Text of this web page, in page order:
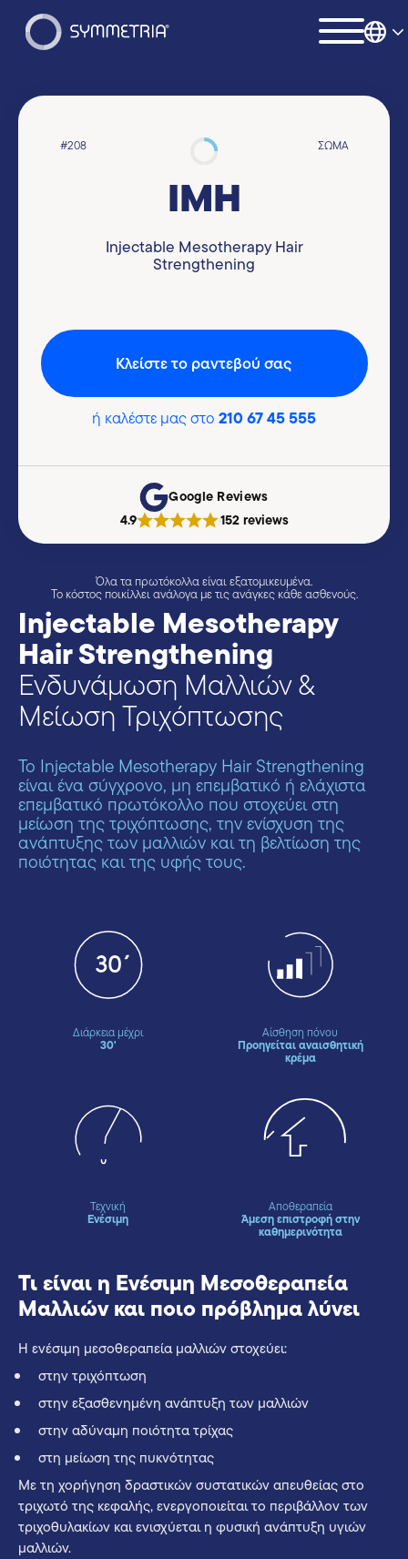
#208 ΣΏΜΑ
IMH
Injectable Mesotherapy Hair
Strengthening
Kλείστε το ραντεβού σας
ή καλέστε μας στο 210 67 45 555
Google Reviews
4.9
|152 reviews
Όλα τα πρωτόκολλα είναι εξατομικευμένα.
Το κόστος ποικίλλει ανάλογα με τις ανάγκες κάθε ασθενούς.
Injectable Mesotherapy
Hair Strengthening
Ενδυνάμωση Μαλλιών &
Μείωση Τριχόπτωσης
Το Injectable Mesotherapy Hair Strengthening
είναι ένα σύγχρονο, μη επεμβατικό ή ελάχιστα
επεμβατικό πρωτόκολλο που στοχεύει στη
μείωση της τριχόπτωσης, την ενίσχυση της
ανάπτυξης των μαλλιών και τη βελτίωση της
ποιότητας και της υφής τους.
Διάρκεια μέχρι
30'
Αίσθηση πόνου
Προηγείται αναισθητική
κρέμα
Τεχνική
Ενέσιμη
Αποθεραπεία
Άμεση επιστροφή στην
καθημερινότητα
Τι είναι η Ενέσιμη Μεσοθεραπεία
Μαλλιών και ποιο πρόβλημα λύνει
Η ενέσιμη μεσοθεραπεία μαλλιών στοχεύει:
στην τριχόπτωση
στην εξασθενημένη ανάπτυξη των μαλλιών
στην αδύναμη ποιότητα τρίχας
στη μείωση της πυκνότητας
Με τη χορήγηση δραστικών συστατικών απευθείας στο
τριχωτό της κεφαλής, ενεργοποιείται το περιβάλλον των
τριχοθυλακίων και ενισχύεται η φυσική ανάπτυξη υγιών
μαλλιών.